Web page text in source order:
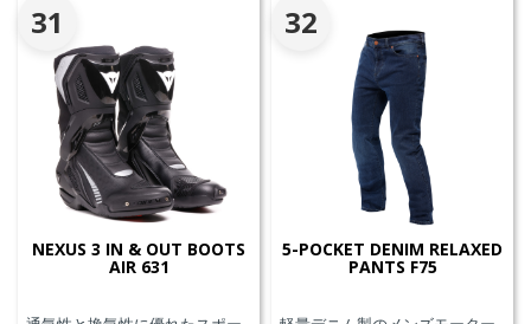
31
NEXUS 3 IN & OUT BOOTS
AIR 631
32
5-POCKET DENIM RELAXED
PANTS F75